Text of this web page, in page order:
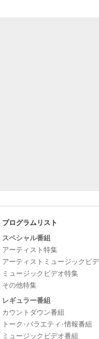
プログラムリスト
スペシャル番組
アーティスト特集
アーティストミュージックビ
ミュージックビデオ特集
その他特集
レギュラー番組
カウントダウン番組
トーク･バラエティ･情報番組
ミュージックビデオ番組